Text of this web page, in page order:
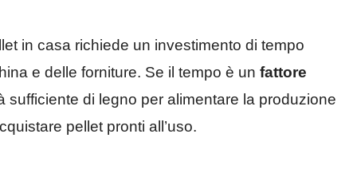
in casa richiede un investimento di tempo
e delle forniture. Se il tempo è un fattore
di legno per alimentare la produzione
pellet pronti all’uso.